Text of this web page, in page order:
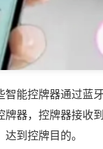
智能控牌器通过蓝
器，控牌器接收
到控牌目的。